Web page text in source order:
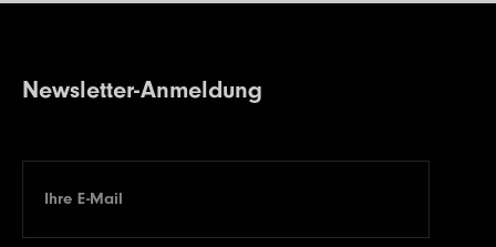
Newsletter-Anmeldung
Ihre E-Mail